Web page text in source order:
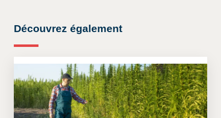
Découvrez également